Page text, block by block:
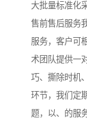
大批量标准化
售前售后服务
服务，客户可
术团队提供一
巧、撕除时机
环节，我们定
题，以、的服